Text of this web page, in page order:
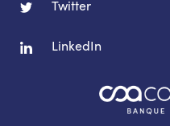
Twitter
LinkedIn